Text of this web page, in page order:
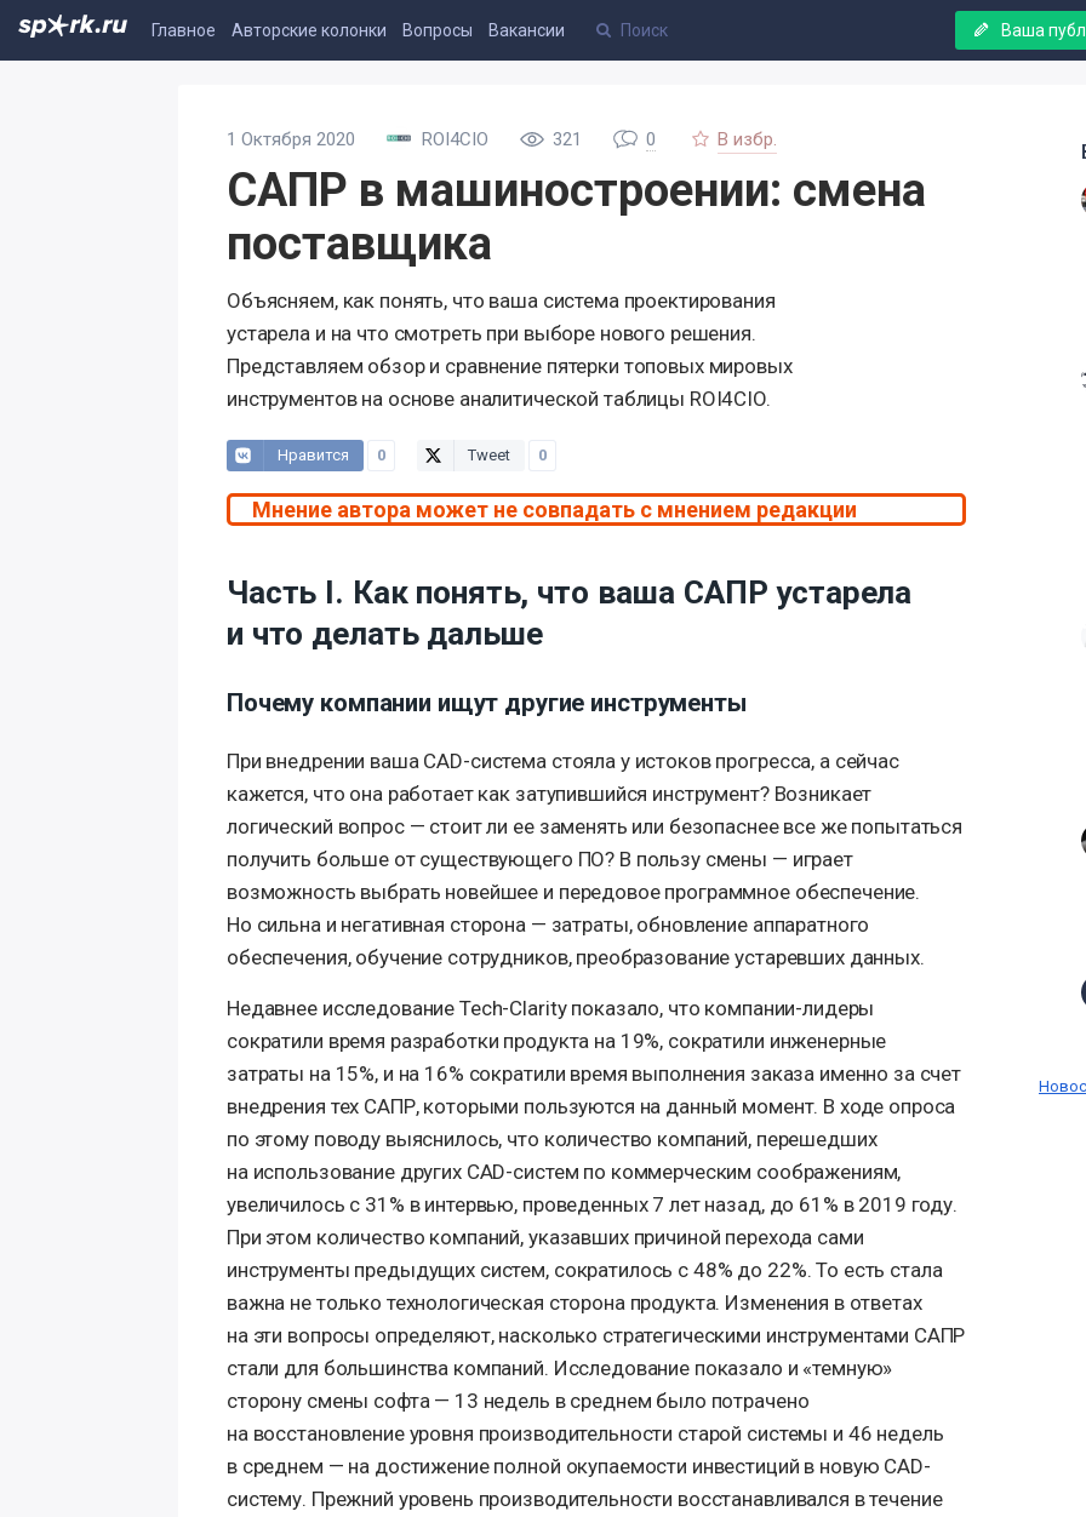
Главное Авторские колонки Вопросы Вакансии Ваша
1 Октября 2020 ROI4CIO 321 0 В избр.
САПР в машиностроении: смена
поставщика
Объясняем, как понять, что ваша система проектирования
устарела и на что смотреть при выборе нового решения.
Представляем обзор и сравнение пятерки топовых мировых
инструментов на основе аналитической таблицы ROI4CIO.
Нравится 0 Tweet 0
Мнение автора может не совпадать с мнением редакции
Часть I. Как понять, что ваша САПР устарела
и что делать дальше
Почему компании ищут другие инструменты
При внедрении ваша CAD-система стояла у истоков прогресса, а сейчас
кажется, что она работает как затупившийся инструмент? Возникает
логический вопрос — стоит ли ее заменять или безопаснее все же попытаться
получить больше от существующего ПО? В пользу смены — играет
возможность выбрать новейшее и передовое программное обеспечение.
Но сильна и негативная сторона — затраты, обновление аппаратного
обеспечения, обучение сотрудников, преобразование устаревших данных.
Недавнее исследование Tech-Clarity показало, что компании-лидеры
сократили время разработки продукта на 19%, сократили инженерные
затраты на 15%, и на 16% сократили время выполнения заказа именно за счет
внедрения тех САПР, которыми пользуются на данный момент. В ходе опроса
по этому поводу выяснилось, что количество компаний, перешедших
на использование других CAD-систем по коммерческим соображениям,
увеличилось с 31% в интервью, проведенных 7 лет назад, до 61% в 2019 году.
При этом количество компаний, указавших причиной перехода сами
инструменты предыдущих систем, сократилось с 48% до 22%. То есть стала
важна не только технологическая сторона продукта. Изменения в ответах
на эти вопросы определяют, насколько стратегическими инструментами САПР
стали для большинства компаний. Исследование показало и «темную»
сторону смены софта — 13 недель в среднем было потрачено
на восстановление уровня производительности старой системы и 46 недель
в среднем — на достижение полной окупаемости инвестиций в новую CAD-
систему. Прежний уровень производительности восстанавливался в течение